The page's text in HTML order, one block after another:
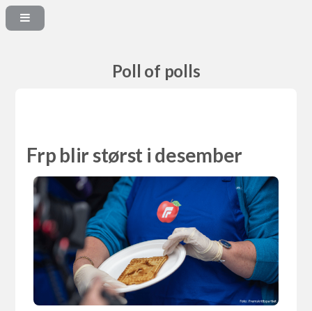
Poll of polls
Frp blir størst i desember